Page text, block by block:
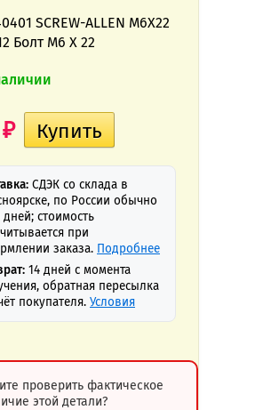
SCREW-ALLEN M6X22
Болт M6 X 22
₽
СДЭК со склада в
по России обычно
дней; стоимость
при
заказа. Подробнее
14 дней с момента
обратная пересылка
покупателя. Условия
проверить фактическое
этой детали?